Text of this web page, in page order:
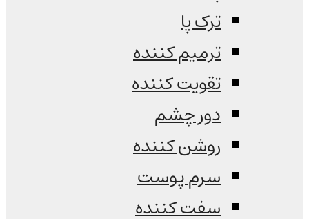
ترک پا
ترمیم کننده
تقویت کننده
دور چشم
روشن کننده
سرم پوست
سفت کننده